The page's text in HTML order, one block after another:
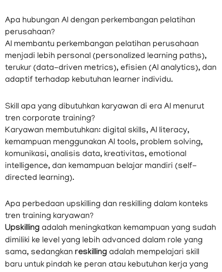
Apa hubungan AI dengan perkembangan pelatihan
perusahaan?
AI membantu perkembangan pelatihan perusahaan
menjadi lebih personal (personalized learning paths),
terukur (data-driven metrics), efisien (AI analytics), dan
adaptif terhadap kebutuhan learner individu.
Skill apa yang dibutuhkan karyawan di era AI menurut
tren corporate training?
Karyawan membutuhkan: digital skills, AI literacy,
kemampuan menggunakan AI tools, problem solving,
komunikasi, analisis data, kreativitas, emotional
intelligence, dan kemampuan belajar mandiri (self-
directed learning).
Apa perbedaan upskilling dan reskilling dalam konteks
tren training karyawan?
Upskilling adalah meningkatkan kemampuan yang sudah
dimiliki ke level yang lebih advanced dalam role yang
sama, sedangkan reskilling adalah mempelajari skill
baru untuk pindah ke peran atau kebutuhan kerja yang